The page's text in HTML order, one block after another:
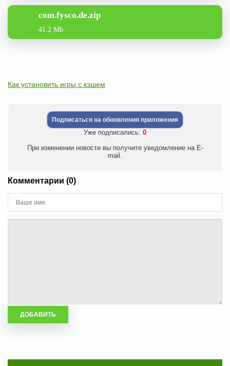
com.fysco.de.zip
41.2 Mb
Как установить игры с кэшем
Подписаться на обновления приложения
Уже подписались: 0
При изменении новости вы получите уведомление на E-
mail.
Комментарии (0)